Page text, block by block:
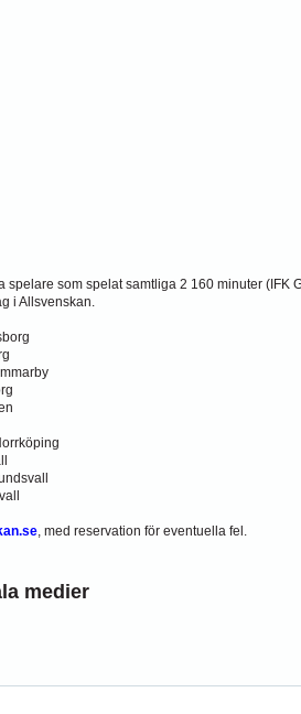
spelare som spelat samtliga 2 160 minuter (IFK
i Allsvenskan.
, med reservation för eventuella fel.
medier